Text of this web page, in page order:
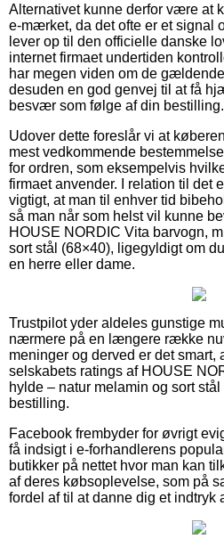
Alternativet kunne derfor være at
e-mærket, da det ofte er et signal
lever op til den officielle danske
internet firmaet undertiden
har megen viden om de
desuden en god genvej til at få
besvær som følge af din bestilling.
Udover dette foreslår vi at
mest vedkommende
for ordren, som eksempelvis
firmaet anvender. I relation til det
vigtigt, at man til enhver tid
så man når som helst vil kunne
HOUSE NORDIC Vita barvogn,
sort stål (68×40), ligegyldigt om
en herre eller dame.
Trustpilot yder aldeles gunstige
nærmere på en længere række
meninger og derved er det smart,
selskabets ratings af HOUSE
hylde – natur melamin og sort
bestilling.
Facebook frembyder for øvrigt
få indsigt i e-forhandlerens
butikker på nettet hvor man kan
af deres købsoplevelse, som på
fordel af til at danne dig et indtryk